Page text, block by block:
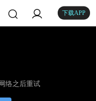
下载APP
络之后重试